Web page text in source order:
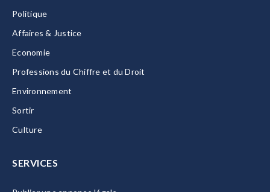
Politique
Affaires & Justice
Economie
Professions du Chiffre et du Droit
Environnement
Sortir
Culture
SERVICES